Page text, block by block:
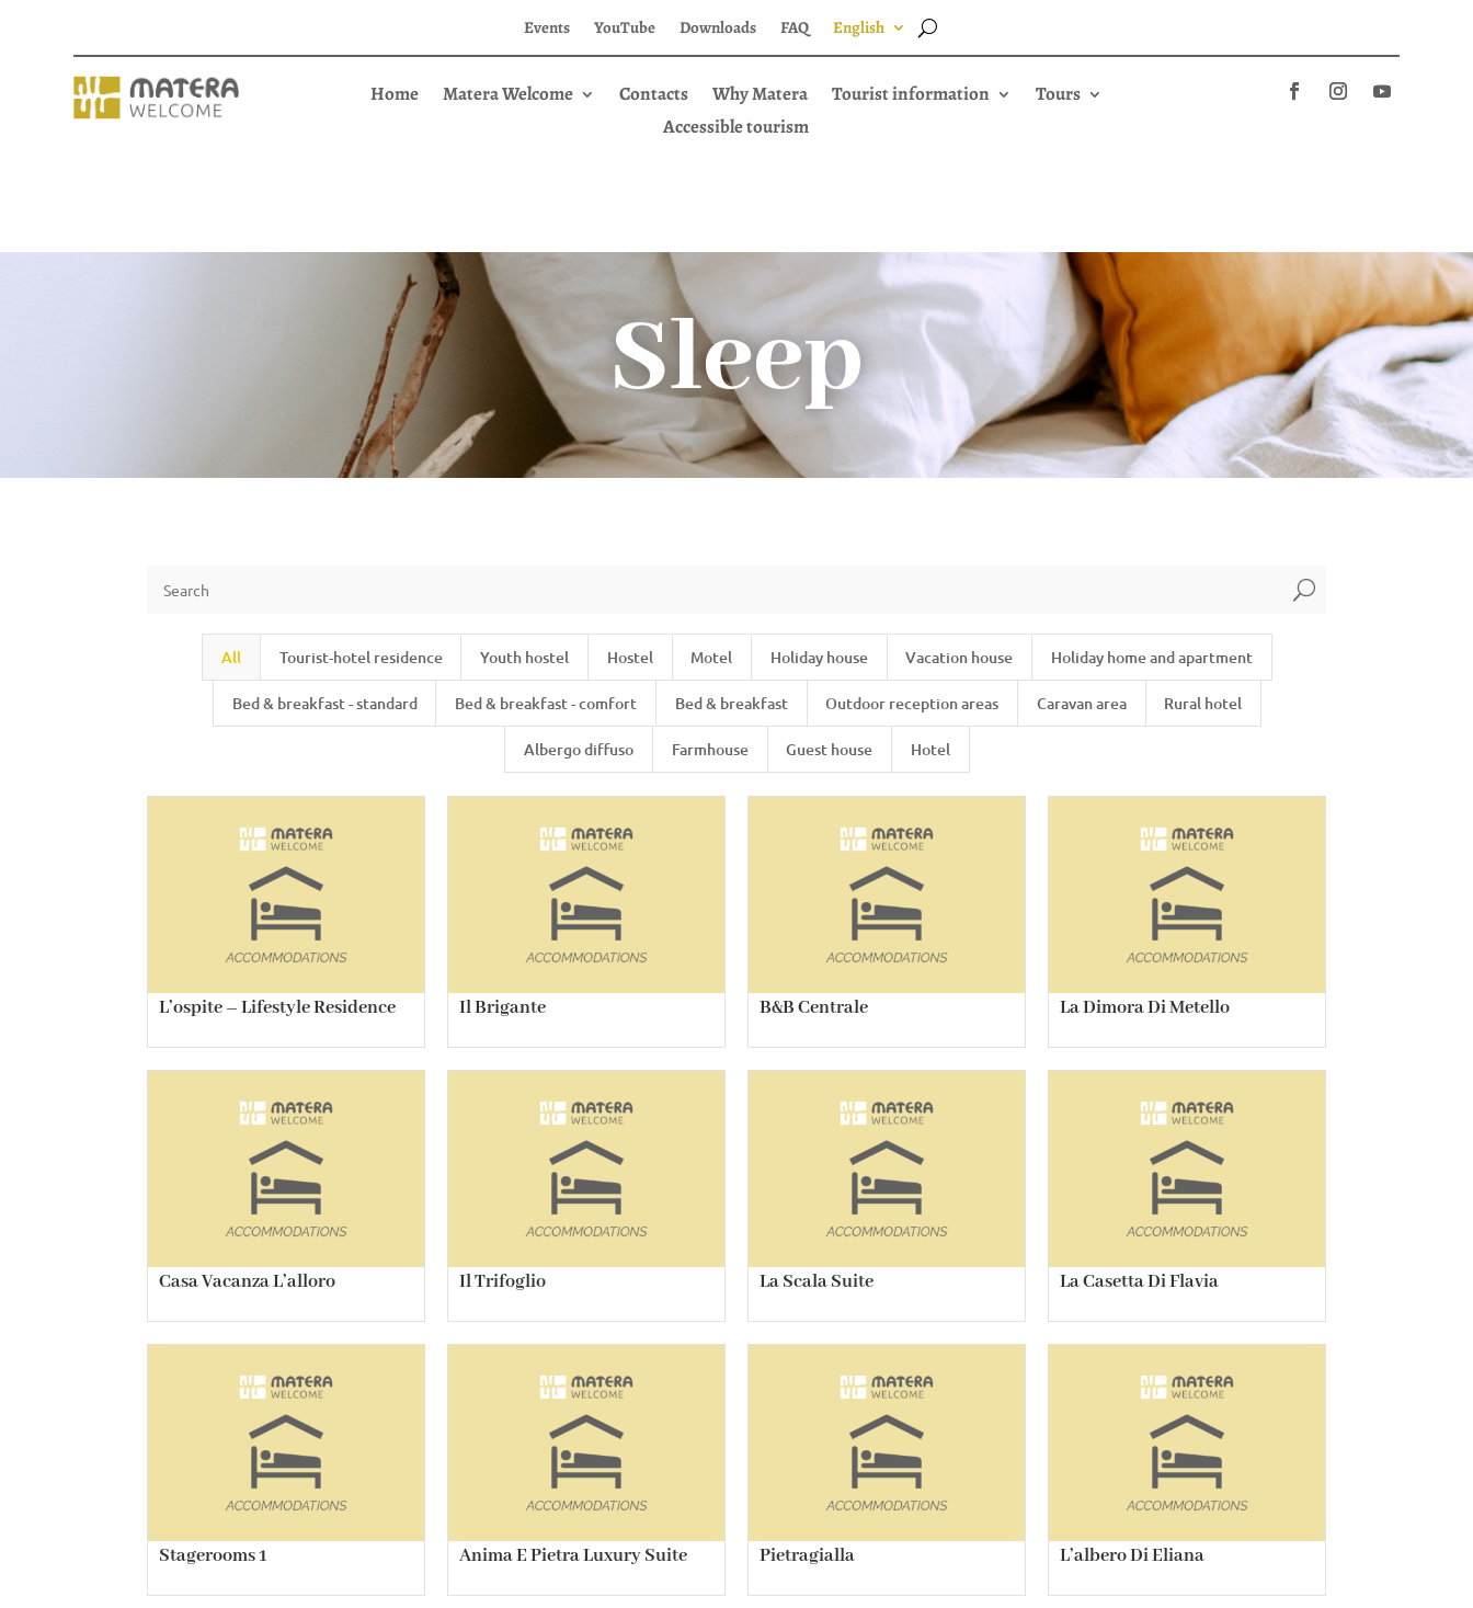
Events YouTube Downloads FAQ English
Home Matera Welcome Contacts Why Matera Tourist information
Tours
Accessible tourism
Sleep
U
All Tourist-hotel residence Youth hostel Hostel Motel Holiday house Vacation house Holiday home and apartment
Bed & breakfast - standard Bed & breakfast - comfort Bed & breakfast Outdoor reception areas Caravan area Rural hotel
Albergo diffuso Farmhouse Guest house Hotel
L’ospite – Lifestyle Residence Il Brigante B&B Centrale La Dimora Di Metello
Casa Vacanza L’alloro Il Trifoglio La Scala Suite La Casetta Di Flavia
Stagerooms 1 Anima E Pietra Luxury Suite Pietragialla L’albero Di Eliana